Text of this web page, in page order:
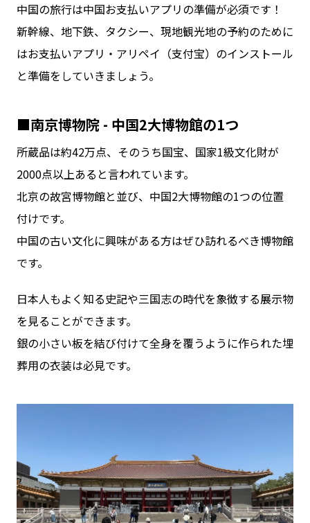
中国の旅行は中国お支払いアプリの準備が必須です！
新幹線、地下鉄、タクシー、現地観光地の予約のために
はお支払いアプリ・アリペイ（支付宝）のインストール
と準備をしていきましょう。
■南京博物院 - 中国2大博物館の1つ
所蔵品は約42万点、そのうち国宝、国家1級文化財が
2000点以上あると言われています。
北京の故宮博物館と並び、中国2大博物館の1つの位置
付けです。
中国の古い文化に興味がある方はぜひ訪れるべき博物館
です。
日本人もよく知る史記や三国志の時代を象徴する展示物
を見ることができます。
銀の小さい板を結び付けて全身を覆うように作られた埋
葬用の衣装は必見です。